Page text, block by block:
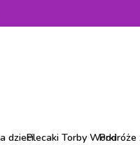
dzieciPlecaki Torby WorkiPodróże